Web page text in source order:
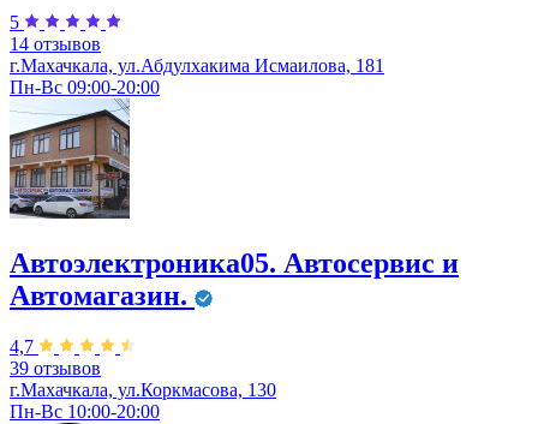
5
14 отзывов
г.Махачкала, ул.Абдулхакима Исмаилова, 181
Пн-Вс 09:00-20:00
Автоэлектроника05. Автосервис и
Автомагазин.
4,7
39 отзывов
г.Махачкала, ул.Коркмасова, 130
Пн-Вс 10:00-20:00